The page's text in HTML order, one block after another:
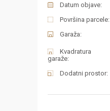
Datum objave:
Površina parcele:
Garaža:
Kvadratura
garaže:
Dodatni prostor: